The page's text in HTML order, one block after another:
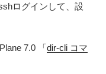
ログインして、設
7.0 「dir-cli コマ